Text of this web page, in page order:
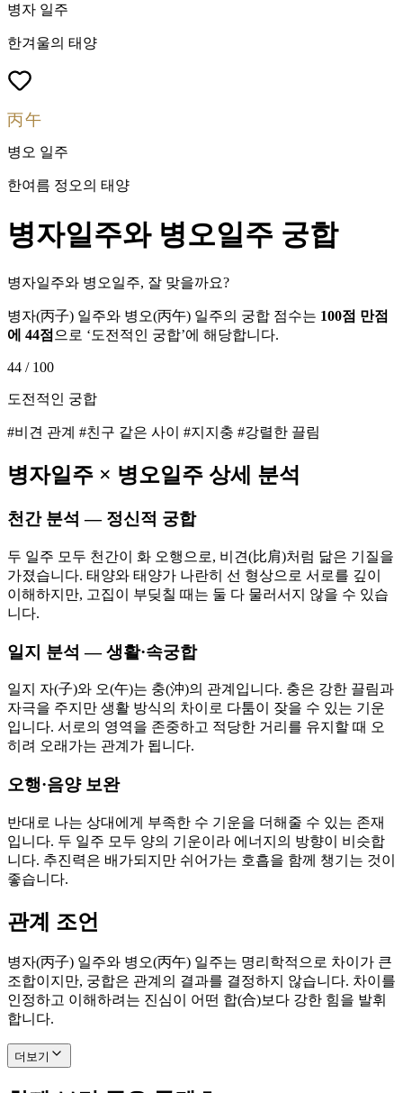
병자 일주
한겨울의 태양
丙午
병오 일주
한여름 정오의 태양
병자일주와 병오일주 궁합
병자일주와 병오일주, 잘 맞을까요?
병자(丙子) 일주와 병오(丙午) 일주의 궁합 점수는 100점 만점
에 44점 으로 ‘도전적인 궁합’에 해당합니다.
44 / 100
도전적인 궁합
#비견 관계 #친구 같은 사이 #지지충 #강렬한 끌림
병자일주 × 병오일주 상세 분석
천간 분석 — 정신적 궁합
두 일주 모두 천간이 화 오행으로, 비견(比肩)처럼 닮은 기질을
가졌습니다. 태양와 태양가 나란히 선 형상으로 서로를 깊이
이해하지만, 고집이 부딪칠 때는 둘 다 물러서지 않을 수 있습
니다.
일지 분석 — 생활·속궁합
일지 자(子)와 오(午)는 충(沖)의 관계입니다. 충은 강한 끌림과
자극을 주지만 생활 방식의 차이로 다툼이 잦을 수 있는 기운
입니다. 서로의 영역을 존중하고 적당한 거리를 유지할 때 오
히려 오래가는 관계가 됩니다.
오행·음양 보완
반대로 나는 상대에게 부족한 수 기운을 더해줄 수 있는 존재
입니다. 두 일주 모두 양의 기운이라 에너지의 방향이 비슷합
니다. 추진력은 배가되지만 쉬어가는 호흡을 함께 챙기는 것이
좋습니다.
관계 조언
병자(丙子) 일주와 병오(丙午) 일주는 명리학적으로 차이가 큰
조합이지만, 궁합은 관계의 결과를 결정하지 않습니다. 차이를
인정하고 이해하려는 진심이 어떤 합(合)보다 강한 힘을 발휘
합니다.
더보기